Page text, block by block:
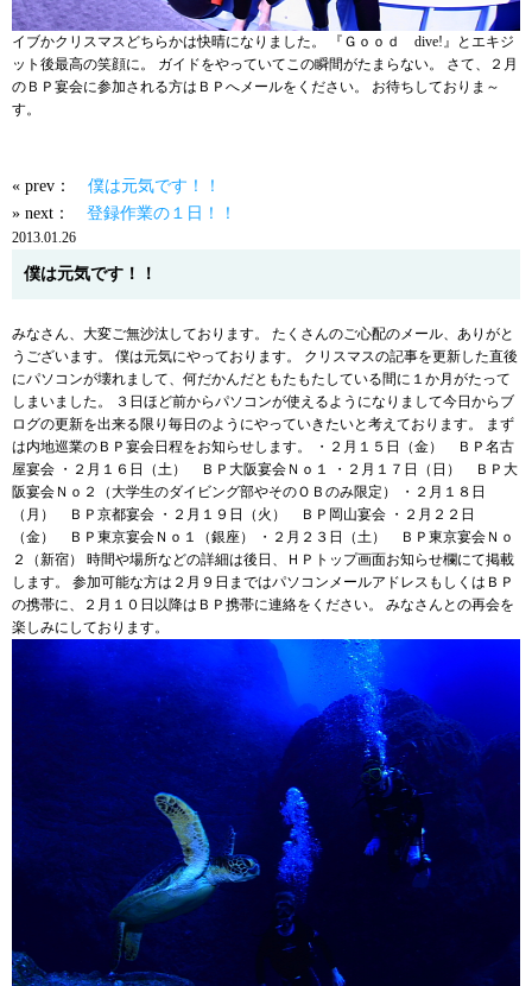
イブかクリスマスどちらかは快晴になりました。 『Ｇｏｏｄ dive!』とエキジ
ット後最高の笑顔に。 ガイドをやっていてこの瞬間がたまらない。 さて、２月
のＢＰ宴会に参加される方はＢＰへメールをください。 お待ちしておりま～
す。
« prev： 僕は元気です！！
» next： 登録作業の１日！！
2013.01.26
僕は元気です！！
みなさん、大変ご無沙汰しております。 たくさんのご心配のメール、ありがと
うございます。 僕は元気にやっております。 クリスマスの記事を更新した直後
にパソコンが壊れまして、何だかんだともたもたしている間に１か月がたって
しまいました。 ３日ほど前からパソコンが使えるようになりまして今日からブ
ログの更新を出来る限り毎日のようにやっていきたいと考えております。 まず
は内地巡業のＢＰ宴会日程をお知らせします。 ・２月１５日（金） ＢＰ名古
屋宴会 ・２月１６日（土） ＢＰ大阪宴会Ｎｏ１ ・２月１７日（日） ＢＰ大
阪宴会Ｎｏ２（大学生のダイビング部やそのＯＢのみ限定） ・２月１８日
（月） ＢＰ京都宴会 ・２月１９日（火） ＢＰ岡山宴会 ・２月２２日
（金） ＢＰ東京宴会Ｎｏ１（銀座） ・２月２３日（土） ＢＰ東京宴会Ｎｏ
２（新宿） 時間や場所などの詳細は後日、ＨＰトップ画面お知らせ欄にて掲載
します。 参加可能な方は２月９日まではパソコンメールアドレスもしくはＢＰ
の携帯に、２月１０日以降はＢＰ携帯に連絡をください。 みなさんとの再会を
楽しみにしております。